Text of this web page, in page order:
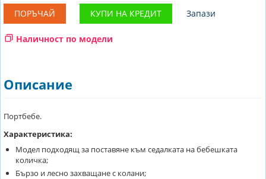
ПОРЪЧАЙ КУПИ НА КРЕДИТ Запази
Наличност по модели
Описание
Портбебе.
Характеристика:
Модел подходящ за поставяне към седалката на бебешката
количка;
Бързо и лесно захващане с колани;